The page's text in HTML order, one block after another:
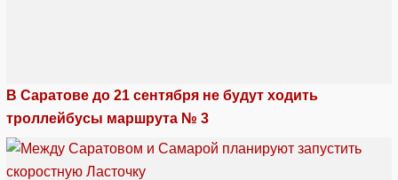
В Саратове до 21 сентября не будут ходить
троллейбусы маршрута № 3